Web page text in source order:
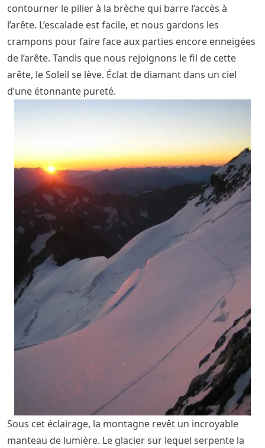
contourner le pilier à la brèche qui barre l’accès à
l’arête. L’escalade est facile, et nous gardons les
crampons pour faire face aux parties encore enneigées
de l’arête. Tandis que nous rejoignons le fil de cette
arête, le Soleil se lève. Éclat de diamant dans un ciel
d’une étonnante pureté.
Sous cet éclairage, la montagne revêt un incroyable
manteau de lumière. Le glacier sur lequel serpente la